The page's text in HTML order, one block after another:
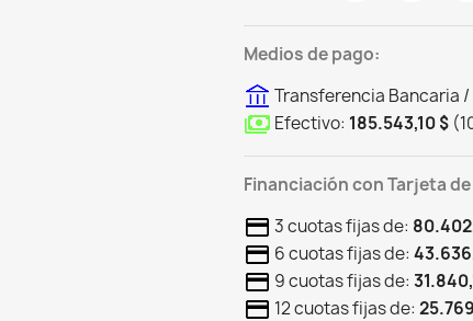
Medios de pago:
Transferencia Bancaria
Efectivo: 185.543,10 $ (
Financiación con Tarjeta
3 cuotas fijas de:
6 cuotas fijas de:
9 cuotas fijas de:
12 cuotas fijas de: